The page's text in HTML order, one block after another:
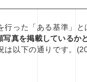
行った「ある基準」と
写真を掲載しているか
は以下の通りです。